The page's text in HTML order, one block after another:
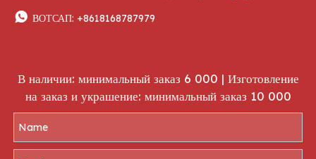
 ВОТСАП: +8618168787979
В наличии: минимальный заказ 6 000 | Изготовление
на заказ и украшение: минимальный заказ 10 000